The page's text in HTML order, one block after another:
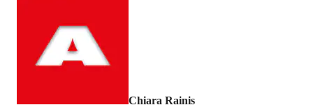
Chiara Rainis